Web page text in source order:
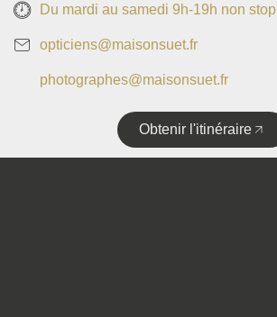
Du mardi au samedi 9h-19h non stop
opticiens@maisonsuet.fr
photographes@maisonsuet.fr
Obtenir l'itinéraire